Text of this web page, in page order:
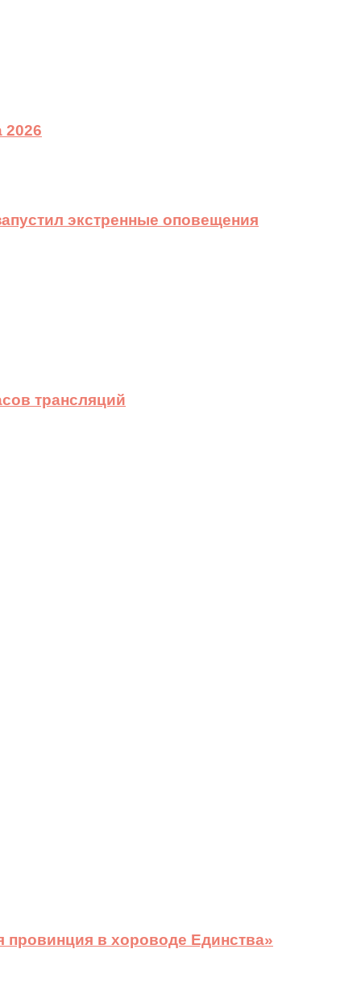
2026
экстренные оповещения
трансляций
в хороводе Единства»